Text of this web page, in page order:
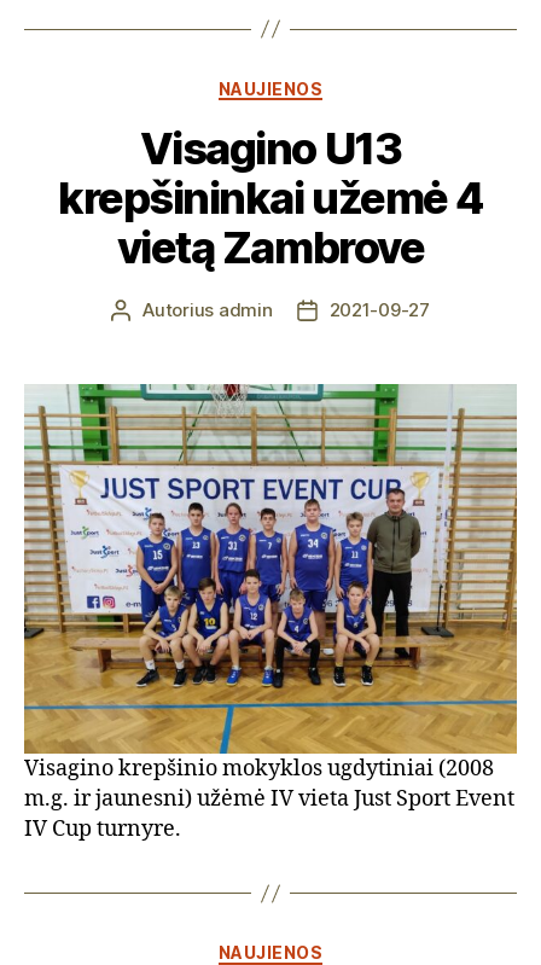
Kategorijos
NAUJIENOS
Visagino U13
krepšininkai užemė 4
vietą Zambrove
ĮrašoAutorius admin
Įrašo2021-09-27
Visagino krepšinio mokyklos ugdytiniai (2008
m.g. ir jaunesni) užėmė IV vieta Just Sport Event
IV Cup turnyre.
Kategorijos
NAUJIENOS